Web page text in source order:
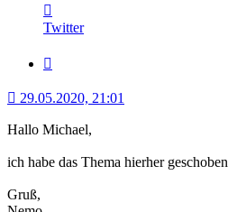
von
Nemo
Twitter
29.05.2020, 21:01
Hallo Michael,
ich habe das Thema hierher
Gruß,